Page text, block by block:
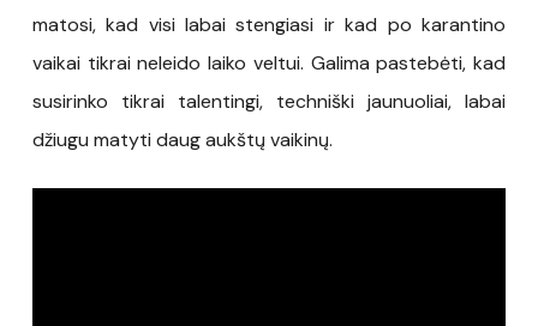
matosi, kad visi labai stengiasi ir kad po karantino
vaikai tikrai neleido laiko veltui. Galima pastebėti, kad
susirinko tikrai talentingi, techniški jaunuoliai, labai
džiugu matyti daug aukštų vaikinų.